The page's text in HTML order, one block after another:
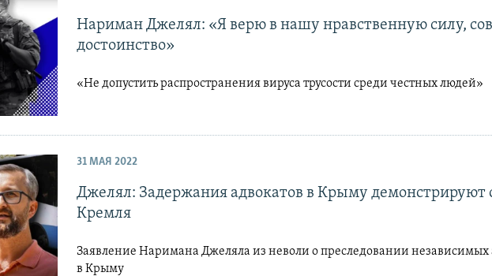
Нариман Джелял: «Я верю в нашу нравственную силу,
достоинство»
«Не допустить распространения вируса трусости среди честных людей»
31 МАЯ 2022
Джелял: Задержания адвокатов в Крыму демонстрируют
Кремля
Заявление Наримана Джеляла из неволи о преследовании независимых
в Крыму